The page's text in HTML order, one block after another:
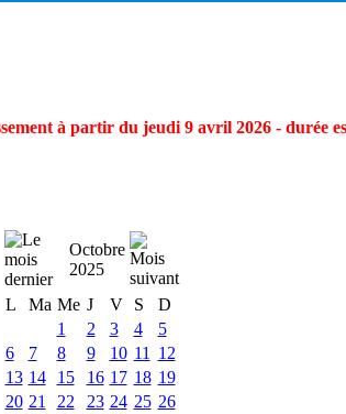
à partir du jeudi 9 avril 2026 - durée
Octobre
2025
L
Ma Me J V S
D
1
2 3 4
5
6
7 8 9 10 11
12
13 14 15 16 17 18 19
20 21 22 23 24 25 26